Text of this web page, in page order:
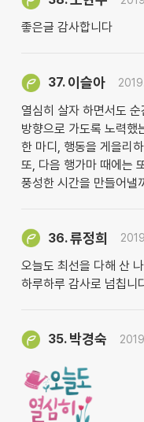
좋은글 감사합니다
37. 이슬아
열심히 살자 하면서도
방향으로 가도록 노력했
한 마디, 행동을 게을리
또, 다음 행가마 때에는
풍성한 시간을 만들어낼
36.류정희
오늘도 최선을 다해 산
하루하루 감사로 넘칩니
35. 박경숙